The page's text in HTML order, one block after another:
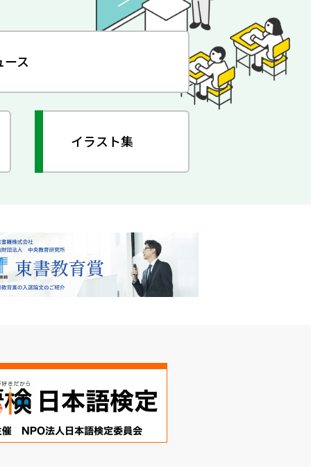
ース
イラスト集